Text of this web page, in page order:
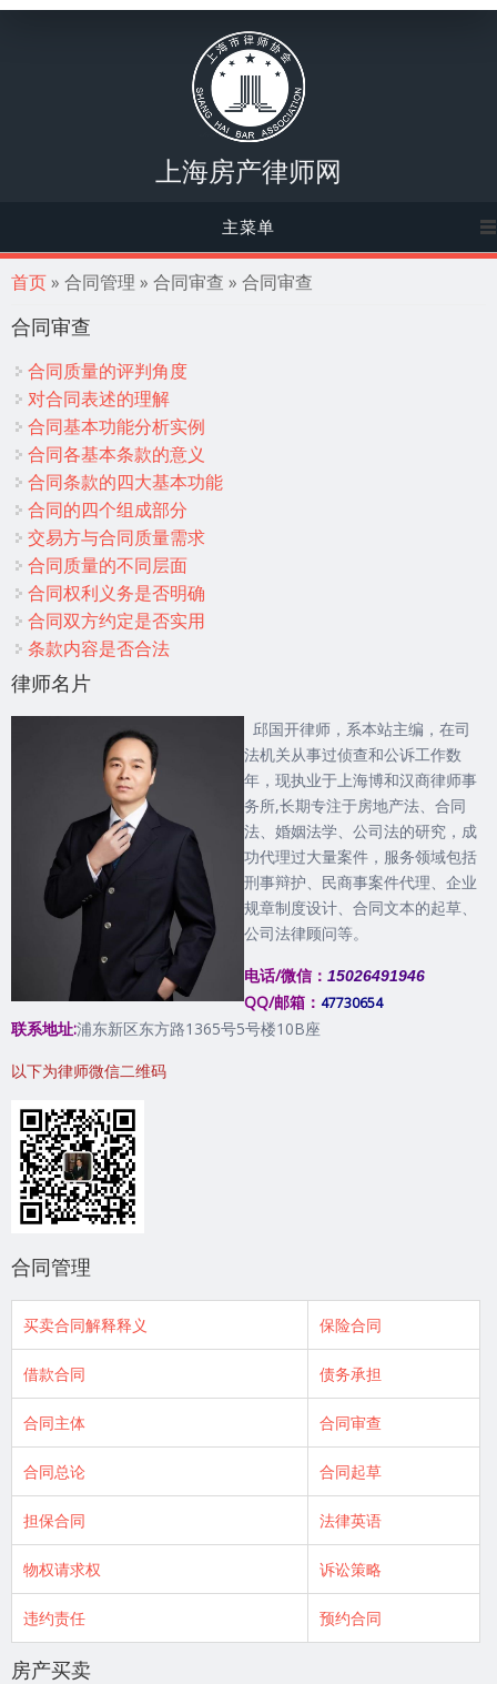
上海房产律师网
主菜单
你在这里
首页» 合同管理 » 合同审查 » 合同审查
合同审查
合同质量的评判角度
对合同表述的理解
合同基本功能分析实例
合同各基本条款的意义
合同条款的四大基本功能
合同的四个组成部分
交易方与合同质量需求
合同质量的不同层面
合同权利义务是否明确
合同双方约定是否实用
条款内容是否合法
律师名片
邱国开律师，系本站主编，在司
法机关从事过侦查和公诉工作数
年，现执业于上海博和汉商律师事
务所,长期专注于房地产法、合同
法、婚姻法学、公司法的研究，成
功代理过大量案件，服务领域包括
刑事辩护、民商事案件代理、企业
规章制度设计、合同文本的起草、
公司法律顾问等。
电话/微信： 15026491946
QQ/邮箱： 47730654
联系地址:浦东新区东方路1365号5号楼10B座
以下为律师微信二维码
合同管理
买卖合同解释释义 保险合同
借款合同 债务承担
合同主体 合同审查
合同总论 合同起草
担保合同 法律英语
物权请求权 诉讼策略
违约责任 预约合同
房产买卖